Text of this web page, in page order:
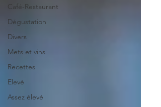
Café-Restaurant
Dégustation
Divers
Mets et vins
Recettes
Elevé
Assez élevé